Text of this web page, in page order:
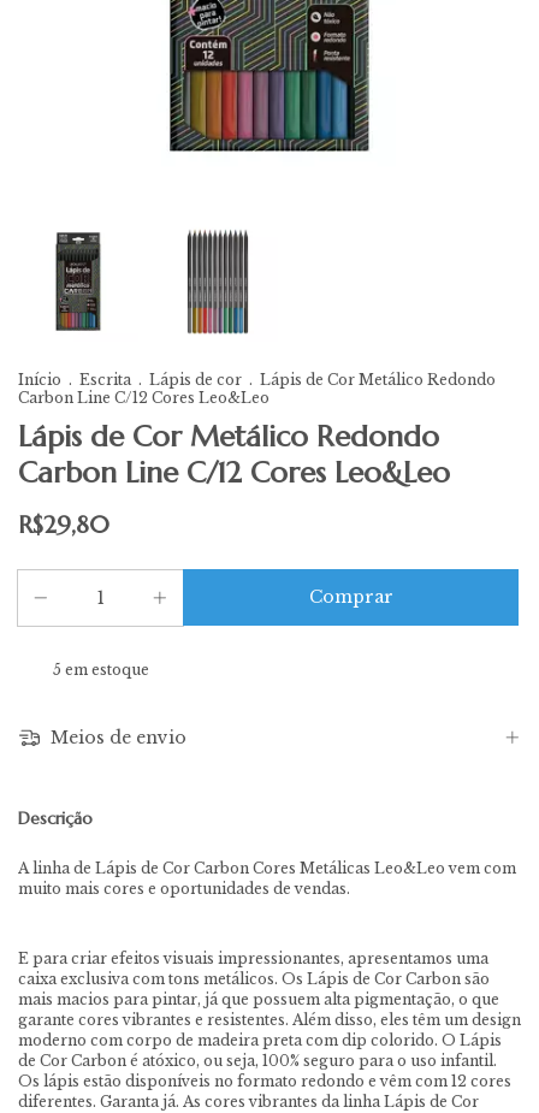
Início . Escrita . Lápis de cor . Lápis de Cor Metálico Redondo
Carbon Line C/12 Cores Leo&Leo
Lápis de Cor Metálico Redondo
Carbon Line C/12 Cores Leo&Leo
R$29,80
5 em estoque
Meios de envio
Descrição
A linha de Lápis de Cor Carbon Cores Metálicas Leo&Leo vem com
muito mais cores e oportunidades de vendas.
E para criar efeitos visuais impressionantes, apresentamos uma
caixa exclusiva com tons metálicos. Os Lápis de Cor Carbon são
mais macios para pintar, já que possuem alta pigmentação, o que
garante cores vibrantes e resistentes. Além disso, eles têm um design
moderno com corpo de madeira preta com dip colorido. O Lápis
de Cor Carbon é atóxico, ou seja, 100% seguro para o uso infantil.
Os lápis estão disponíveis no formato redondo e vêm com 12 cores
diferentes. Garanta já. As cores vibrantes da linha Lápis de Cor